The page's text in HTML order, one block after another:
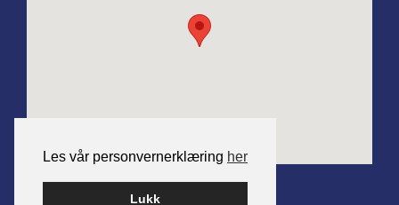
Les vår personvernerklæring her
Lukk